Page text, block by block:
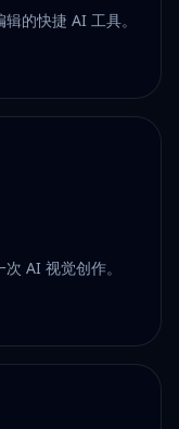
的快捷 AI 工具。
AI 视觉创作。